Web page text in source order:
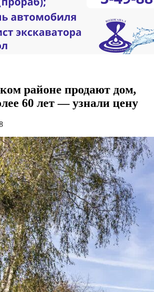
районе продают дом,
60 лет — узнали цену